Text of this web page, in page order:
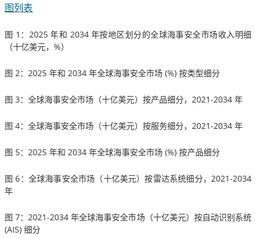
图列表
图 1：2025 年和 2034 年按地区划分的全球海事安全市场收入明细
（十亿美元，%）
图 2：2025 年和 2034 年全球海事安全市场 (%) 按类型细分
图 3：全球海事安全市场（十亿美元）按产品细分，2021-2034 年
图 4：全球海事安全市场（十亿美元）按服务细分，2021-2034 年
图 5：2025 年和 2034 年全球海事安全市场 (%) 按产品细分
图 6：全球海事安全市场（十亿美元）按雷达系统细分，2021-2034
年
图 7：2021-2034 年全球海事安全市场（十亿美元）按自动识别系统
(AIS) 细分